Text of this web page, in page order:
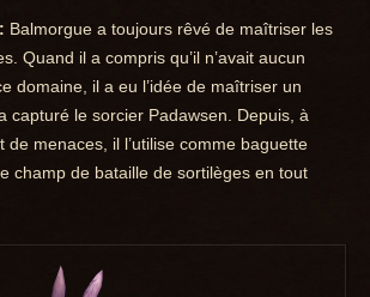
Balmorgue a toujours rêvé de maîtriser les
Quand il a compris qu’il n’avait aucun
domaine, il a eu l’idée de maîtriser un
capturé le sorcier Padawsen. Depuis, à
de menaces, il l’utilise comme baguette
champ de bataille de sortilèges en tout